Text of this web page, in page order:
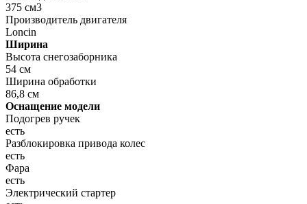
375 см3
Производитель двигателя
Loncin
Ширина
Высота снегозаборника
54 см
Ширина обработки
86,8 см
Оснащение модели
Подогрев ручек
есть
Разблокировка привода колес
есть
Фара
есть
Электрический стартер